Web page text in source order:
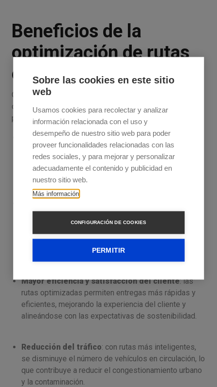
Sobre las cookies en este sitio
web
Usamos cookies para recolectar y analizar
información relacionada con el uso y
desempeño de nuestro sitio web para poder
proveer funcionalidades relacionadas con las
redes sociales, y para mejorar y personalizar
adecuadamente el contenido y publicidad en
nuestro sitio web.
Más información
CONFIGURACIÓN DE COOKIES
PERMITIR
Beneficios de la
optimización de rutas
en la logística verde
Optimizar las rutas de transporte mejora la eficiencia
operativa y también ofrece una serie de beneficios tanto
para el medio ambiente como para las empresas:
Menos emisiones y huella de carbono: la
optimización de rutas reduce significativamente el
impacto ambiental del transporte, disminuyendo las
emisiones de CO2 y otras sustancias contaminantes.
mantenimiento de los vehículos, las empresas logran
un ahorro importante, lo que mejora la rentabilidad de
Mayor eficiencia y satisfacción del cliente: las
rutas optimizadas permiten entregas más rápidas y
eficientes, mejorando la experiencia del cliente y
alineándose con las expectativas de sostenibilidad.
Reducción del tráfico: con rutas más inteligentes,
se disminuye el número de vehículos en circulación, lo
que contribuye a reducir el congestionamiento urbano
y la contaminación.